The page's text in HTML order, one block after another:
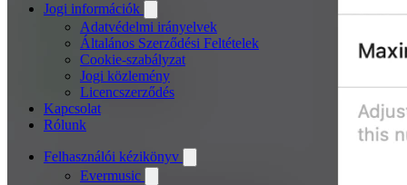
Jogi információk
Adatvédelmi irányelvek
Általános Szerződési Feltételek
Cookie-szabályzat
Jogi közlemény
Licencszerződés
Kapcsolat
Rólunk
Felhasználói kézikönyv
Evermusic